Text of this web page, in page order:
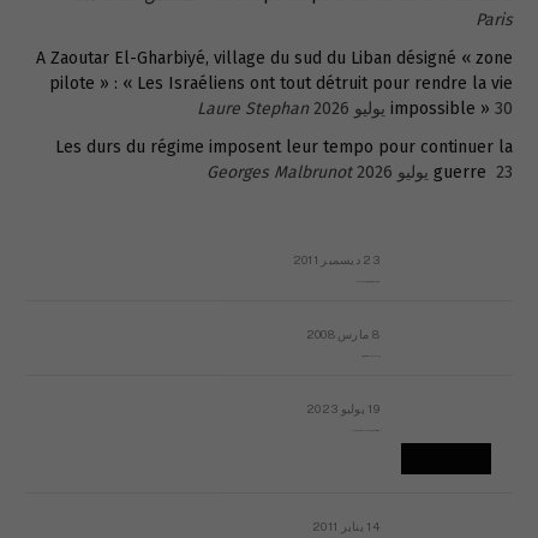
Paris
A Zaoutar El-Gharbiyé, village du sud du Liban désigné « zone
pilote » : « Les Israéliens ont tout détruit pour rendre la vie
impossible » 30 يوليو 2026
Laure Stephan
Les durs du régime imposent leur tempo pour continuer la
guerre 23 يوليو 2026 Georges Malbrunot
23 ديسمبر 2011
8 مارس 2008
19 يوليو 2023
14 يناير 2011